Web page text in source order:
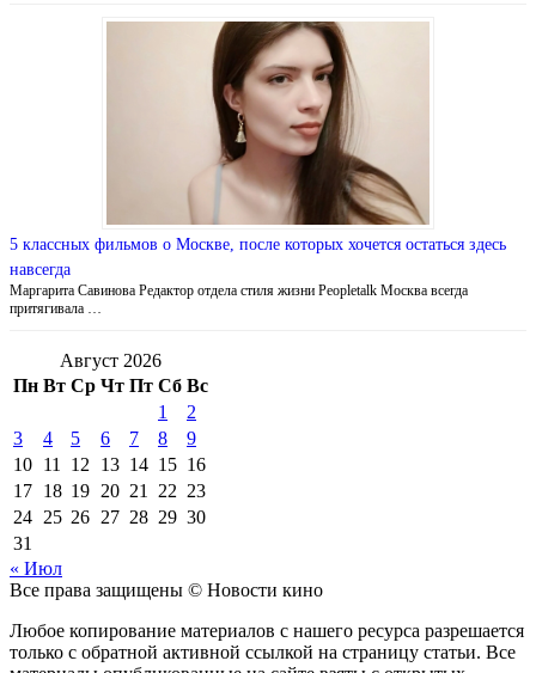
5 классных фильмов о Москве, после которых хочется остаться здесь
навсегда
Маргарита Савинова Редактор отдела стиля жизни Peopletalk Москва всегда
притягивала …
Август 2026
Пн Вт Ср Чт Пт Сб Вс
1
2
3
4 5 6 7 8
9
10 11 12 13 14 15 16
17 18 19 20 21 22 23
24 25 26 27 28 29 30
31
« Июл
Все права защищены © Новости кино
Любое копирование материалов с нашего ресурса разрешается
только с обратной активной ссылкой на страницу статьи. Все